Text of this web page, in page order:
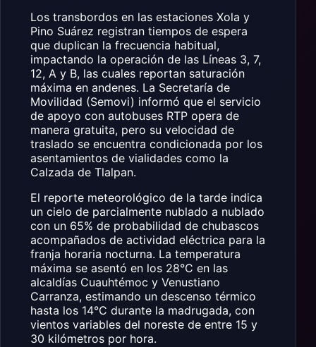
Los transbordos en las estaciones Xola y
Pino Suárez registran tiempos de espera
que duplican la frecuencia habitual,
impactando la operación de las Líneas 3, 7,
12, A y B, las cuales reportan saturación
máxima en andenes. La Secretaría de
Movilidad (Semovi) informó que el servicio
de apoyo con autobuses RTP opera de
manera gratuita, pero su velocidad de
traslado se encuentra condicionada por los
asentamientos de vialidades como la
Calzada de Tlalpan.
El reporte meteorológico de la tarde indica
un cielo de parcialmente nublado a nublado
con un 65% de probabilidad de chubascos
acompañados de actividad eléctrica para la
franja horaria nocturna. La temperatura
máxima se asentó en los 28°C en las
alcaldías Cuauhtémoc y Venustiano
Carranza, estimando un descenso térmico
hasta los 14°C durante la madrugada, con
vientos variables del noreste de entre 15 y
30 kilómetros por hora.